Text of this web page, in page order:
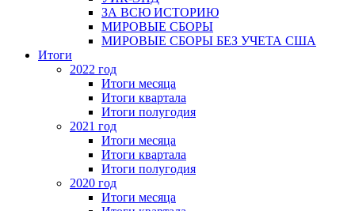
ЗА ВСЮ ИСТОРИЮ
МИРОВЫЕ СБОРЫ
МИРОВЫЕ СБОРЫ БЕЗ УЧЕТА США
Итоги
2022 год
Итоги месяца
Итоги квартала
Итоги полугодия
2021 год
Итоги месяца
Итоги квартала
Итоги полугодия
2020 год
Итоги месяца